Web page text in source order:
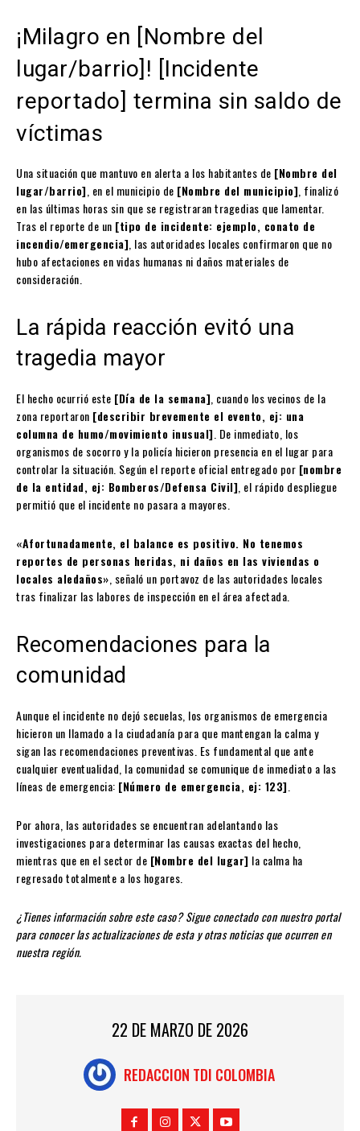
¡Milagro en [Nombre del
lugar/barrio]! [Incidente
reportado] termina sin saldo de
víctimas
Una situación que mantuvo en alerta a los habitantes de [Nombre del
lugar/barrio], en el municipio de [Nombre del municipio], finalizó
en las últimas horas sin que se registraran tragedias que lamentar.
Tras el reporte de un [tipo de incidente: ejemplo, conato de
incendio/emergencia], las autoridades locales confirmaron que no
hubo afectaciones en vidas humanas ni daños materiales de
consideración.
La rápida reacción evitó una
tragedia mayor
El hecho ocurrió este [Día de la semana], cuando los vecinos de la
zona reportaron [describir brevemente el evento, ej: una
columna de humo/movimiento inusual]. De inmediato, los
organismos de socorro y la policía hicieron presencia en el lugar para
controlar la situación. Según el reporte oficial entregado por [nombre
de la entidad, ej: Bomberos/Defensa Civil], el rápido despliegue
permitió que el incidente no pasara a mayores.
«Afortunadamente, el balance es positivo. No tenemos
reportes de personas heridas, ni daños en las viviendas o
locales aledaños», señaló un portavoz de las autoridades locales
tras finalizar las labores de inspección en el área afectada.
Recomendaciones para la
comunidad
Aunque el incidente no dejó secuelas, los organismos de emergencia
hicieron un llamado a la ciudadanía para que mantengan la calma y
sigan las recomendaciones preventivas. Es fundamental que ante
cualquier eventualidad, la comunidad se comunique de inmediato a las
líneas de emergencia: [Número de emergencia, ej: 123].
Por ahora, las autoridades se encuentran adelantando las
investigaciones para determinar las causas exactas del hecho,
mientras que en el sector de [Nombre del lugar] la calma ha
regresado totalmente a los hogares.
¿Tienes información sobre este caso? Sigue conectado con nuestro portal
para conocer las actualizaciones de esta y otras noticias que ocurren en
nuestra región.
22 DE MARZO DE 2026
REDACCION TDI COLOMBIA